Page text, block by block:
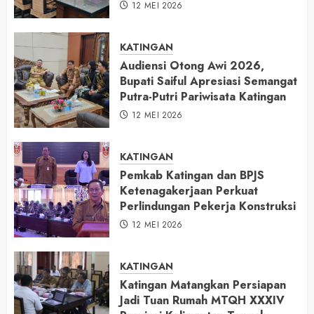
12 MEI 2026
KATINGAN
Audiensi Otong Awi 2026,
Bupati Saiful Apresiasi Semangat
Putra-Putri Pariwisata Katingan
12 MEI 2026
KATINGAN
Pemkab Katingan dan BPJS
Ketenagakerjaan Perkuat
Perlindungan Pekerja Konstruksi
12 MEI 2026
KATINGAN
Katingan Matangkan Persiapan
Jadi Tuan Rumah MTQH XXXIV